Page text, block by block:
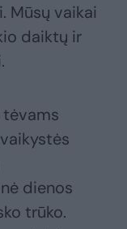
Mūsų vaikai
daiktų ir
tėvams
dienos
trūko.